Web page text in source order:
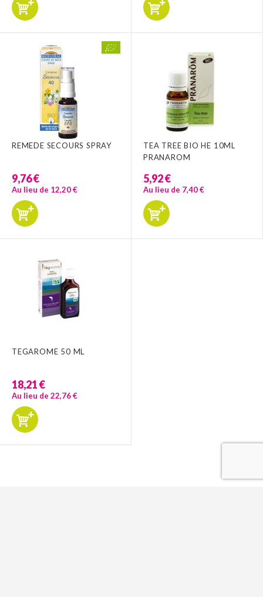
REMEDE SECOURS SPRAY
9,76 €
Au lieu de 12,20 €
TEA TREE BIO HE 10ML
PRANAROM
5,92 €
Au lieu de 7,40 €
TEGAROME 50 ML
18,21 €
Au lieu de 22,76 €